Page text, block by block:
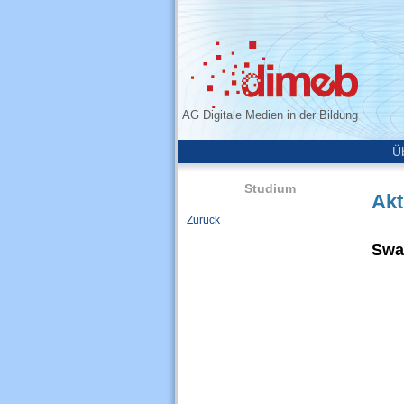
AG Digitale Medien in der Bildung
Studium
Zurück